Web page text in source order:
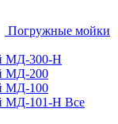
Погружные мойки
МД-300-H
МД-200
МД-100
МД-101-Н Все